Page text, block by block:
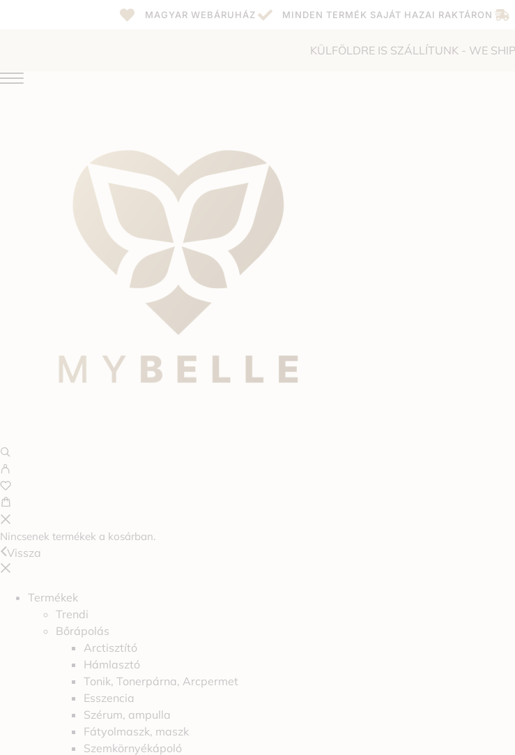
MAGYAR WEBÁRUHÁZ MINDEN TERMÉK SAJÁT HAZAI RAKTÁRON
KÜLFÖLDRE IS SZÁLLÍTUNK - WE
Nincsenek termékek a kosárban.
Vissza
Termékek
Trendi
Bőrápolás
Arctisztító
Hámlasztó
Tonik, Tonerpárna, Arcpermet
Esszencia
Szérum, ampulla
Fátyolmaszk, maszk
Szemkörnyékápoló